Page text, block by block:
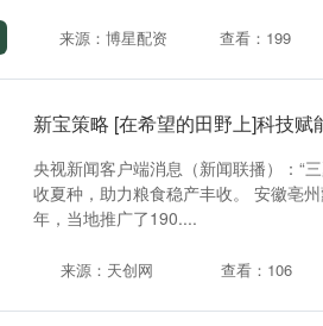
来源：博星配资 查看：199
新宝策略 [在希望的田野上]科技
央视新闻客户端消息（新闻联播）：“
收夏种，助力粮食稳产丰收。 安徽亳
年，当地推广了190....
来源：天创网 查看：106